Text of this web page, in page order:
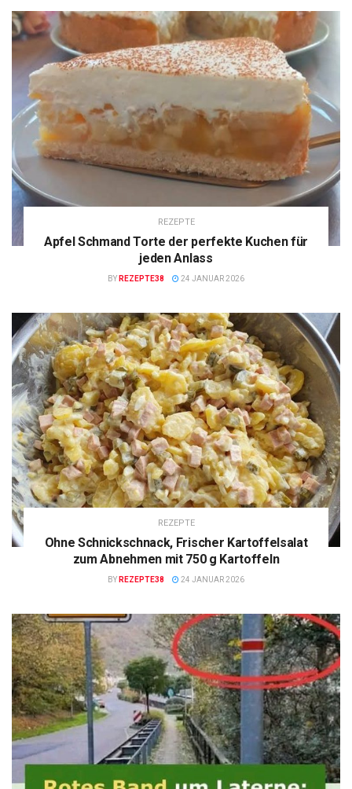
REZEPTE
Apfel Schmand Torte der perfekte Kuchen für
jeden Anlass
BY REZEPTE38 24 JANUAR 2026
REZEPTE
Ohne Schnickschnack, Frischer Kartoffelsalat
zum Abnehmen mit 750 g Kartoffeln
BY REZEPTE38 24 JANUAR 2026